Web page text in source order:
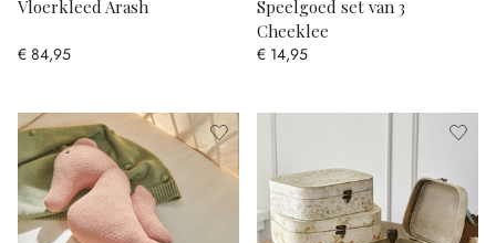
Vloerkleed Arash
€ 84,95
Speelgoed set van 3
Cheeklee
€ 14,95